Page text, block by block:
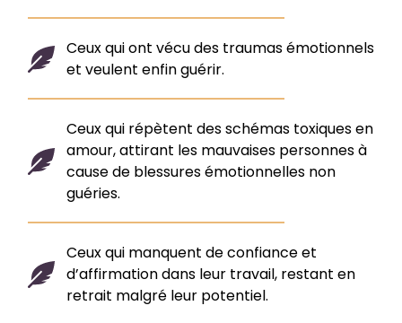
Ceux qui ont vécu des traumas émotionnels
et veulent enfin guérir.
Ceux qui répètent des schémas toxiques en
amour, attirant les mauvaises personnes à
cause de blessures émotionnelles non
guéries.
Ceux qui manquent de confiance et
d’affirmation dans leur travail, restant en
retrait malgré leur potentiel.